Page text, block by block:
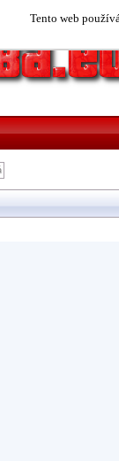
Tento web